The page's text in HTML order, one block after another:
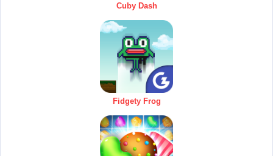
Cuby Dash
Fidgety Frog